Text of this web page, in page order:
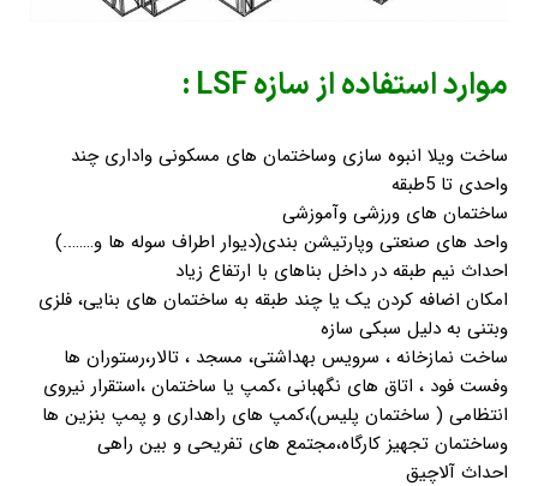
موارد استفاده از سازه LSF :
ساخت ویلا انبوه سازی وساختمان های مسکونی واداری چند
واحدی تا 5طبقه
ساختمان های ورزشی وآموزشی
واحد های صنعتی وپارتیشن بندی(دیوار اطراف سوله ها و……..)
احداث نیم طبقه در داخل بناهای با ارتفاع زیاد
امکان اضافه کردن یک یا چند طبقه به ساختمان های بنایی، فلزی
وبتنی به دلیل سبکی سازه
ساخت نمازخانه ، سرویس بهداشتی، مسجد ، تالار،رستوران ها
وفست فود ، اتاق های نگهبانی ،کمپ یا ساختمان ،استقرار نیروی
انتظامی ( ساختمان پلیس)،کمپ های راهداری و پمپ بنزین ها
وساختمان تجهیز کارگاه،مجتمع های تفریحی و بین راهی
احداث آلاچیق